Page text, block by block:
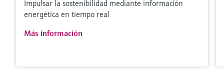
Impulsar la sostenibilidad mediante información
energética en tiempo real
Más información